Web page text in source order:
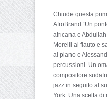
Chiude questa
AfroBrand “Un
africana e
Morelli al flauto e
al piano e
percussioni. Un
compositore
jazz in seguito al
York. Una scelta di